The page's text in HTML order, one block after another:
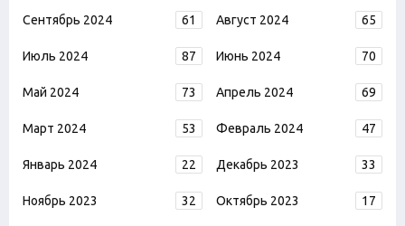
Сентябрь 2024 61 Август 2024 65
Июль 2024 87 Июнь 2024 70
Май 2024 73 Апрель 2024 69
Март 2024 53 Февраль 2024 47
Январь 2024 22 Декабрь 2023 33
Ноябрь 2023 32 Октябрь 2023 17